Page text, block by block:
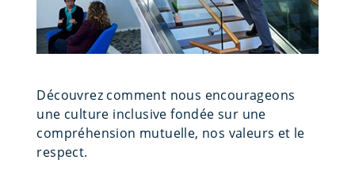
Découvrez comment nous encourageons
une culture inclusive fondée sur une
compréhension mutuelle, nos valeurs et le
respect.